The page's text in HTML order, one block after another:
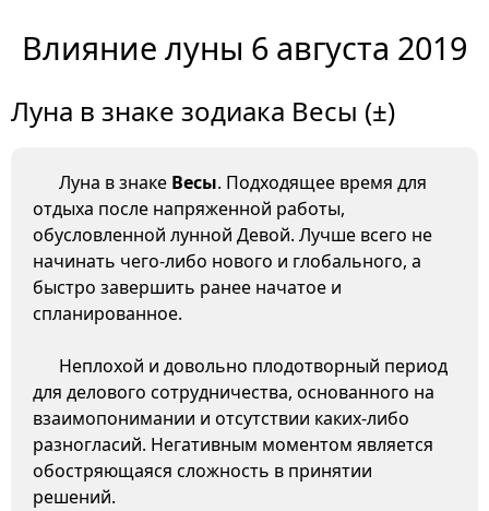
Влияние луны 6 августа 2019
Луна в знаке зодиака Весы (±)
Луна в знаке Весы. Подходящее время для
отдыха после напряженной работы,
обусловленной лунной Девой. Лучше всего не
начинать чего-либо нового и глобального, а
быстро завершить ранее начатое и
спланированное.
Неплохой и довольно плодотворный период
для делового сотрудничества, основанного на
взаимопонимании и отсутствии каких-либо
разногласий. Негативным моментом является
обостряющаяся сложность в принятии
решений.